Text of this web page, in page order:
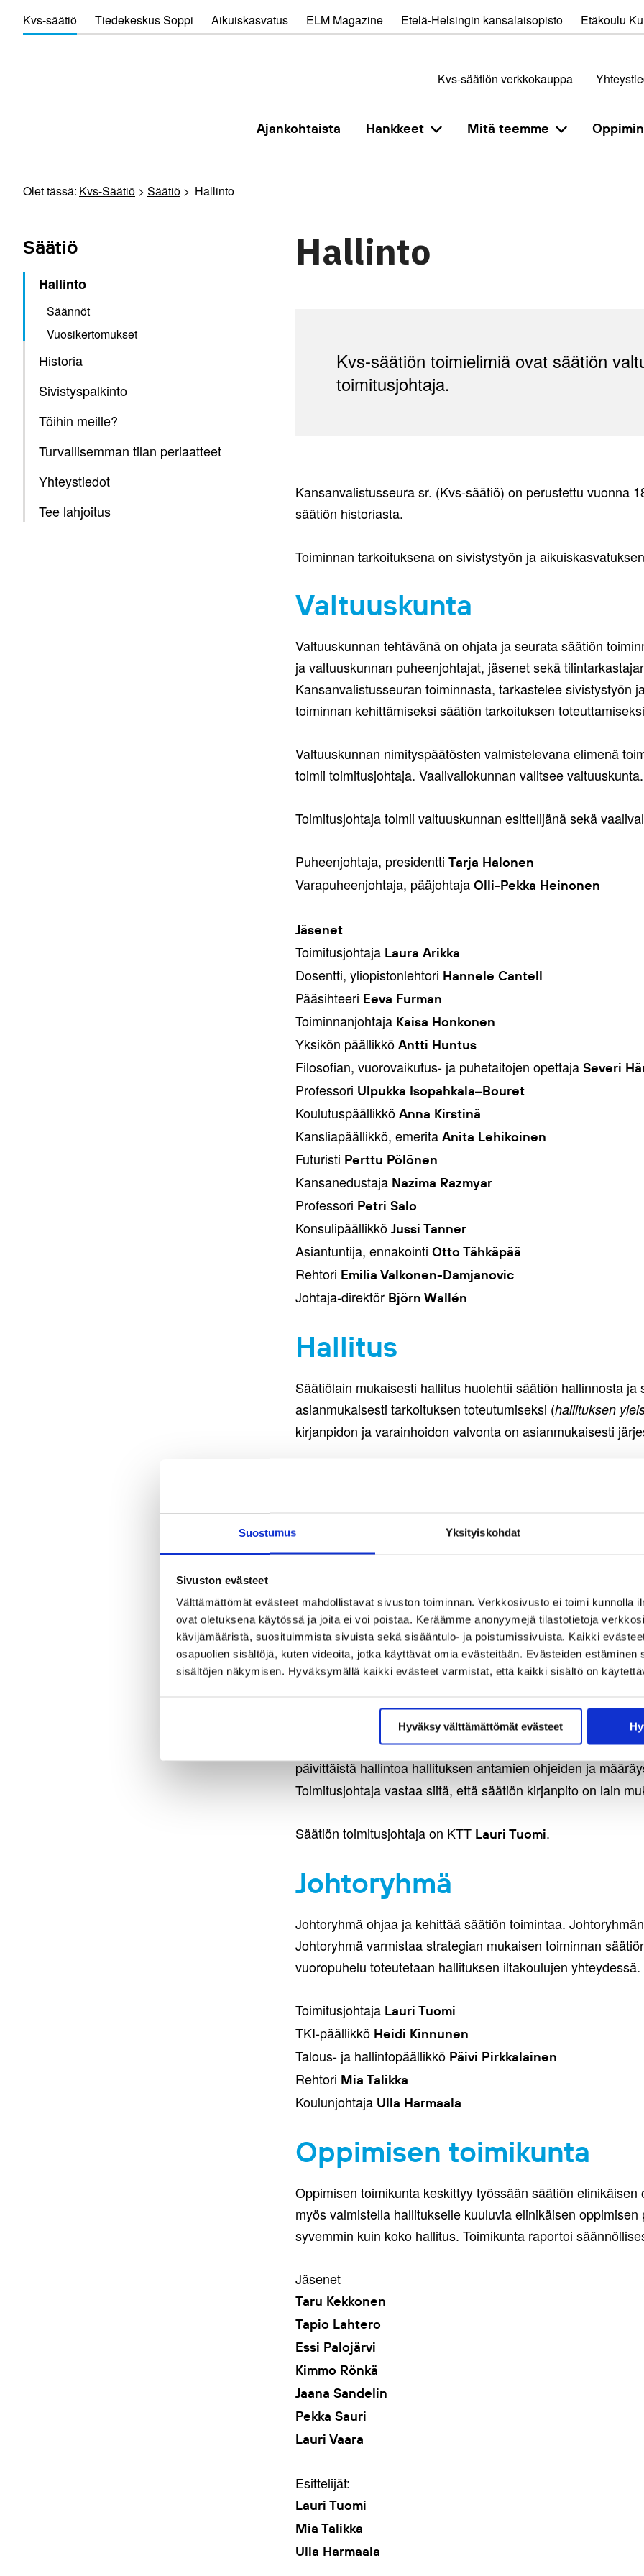
Suostumus Yksityiskohdat
Sivuston evästeet
Välttämättömät evästeet mahdollistavat sivuston toiminnan. Verkkosivusto ei toimi kunnolla
ovat oletuksena käytössä ja joita ei voi poistaa. Keräämme anonyymejä tilastotietoja
kävijämääristä, suosituimmista sivuista sekä sisääntulo- ja poistumissivuista. Kaikki
osapuolien sisältöjä, kuten videoita, jotka käyttävät omia evästeitään. Evästeiden estäminen
sisältöjen näkymisen. Hyväksymällä kaikki evästeet varmistat, että kaikki sisältö on
Hyväksy välttämättömät evästeet
Kvs-säätiö Tiedekeskus Soppi Aikuiskasvatus ELM Magazine Etelä-Helsingin kansalaisopisto Etäkoulu
Kvs-säätiön verkkokauppa
Ajankohtaista Hankkeet Mitä teemme
Olet tässä: Kvs-Säätiö Säätiö Hallinto
Säätiö
Hallinto
Säännöt
Vuosikertomukset
Historia
Sivistyspalkinto
Töihin meille?
Turvallisemman tilan periaatteet
Yhteystiedot
Tee lahjoitus
Hallinto
Kvs-säätiön toimielimiä ovat säätiön
toimitusjohtaja.
Kansanvalistusseura sr. (Kvs-säätiö) on perustettu vuonna
säätiön historiasta.
Toiminnan tarkoituksena on sivistystyön ja
Valtuuskunta
Valtuuskunnan tehtävänä on ohjata ja seurata säätiön
ja valtuuskunnan puheenjohtajat, jäsenet sekä
Kansanvalistusseuran toiminnasta, tarkastelee sivistystyön
toiminnan kehittämiseksi säätiön tarkoituksen
Valtuuskunnan nimityspäätösten valmistelevana elimenä
toimii toimitusjohtaja. Vaalivaliokunnan valitsee valtuuskunta.
Toimitusjohtaja toimii valtuuskunnan esittelijänä sekä
Puheenjohtaja, presidentti Tarja Halonen
Varapuheenjohtaja, pääjohtaja Olli-Pekka Heinonen
Jäsenet
Toimitusjohtaja Laura Arikka
Dosentti, yliopistonlehtori Hannele Cantell
Pääsihteeri Eeva Furman
Toiminnanjohtaja Kaisa Honkonen
Yksikön päällikköAntti Huntus
Filosofian, vuorovaikutus- ja puhetaitojen opettaja Severi
Professori Ulpukka Isopahkala–Bouret
Koulutuspäällikkö Anna Kirstinä
Kansliapäällikkö, emeritaAnita Lehikoinen
Futuristi Perttu Pölönen
Kansanedustaja Nazima Razmyar
Professori Petri Salo
KonsulipäällikköJussi Tanner
Asiantuntija, ennakointi Otto Tähkäpää
Rehtori Emilia Valkonen-Damjanovic
Johtaja-direktörBjörn Wallén
Hallitus
Säätiölain mukaisesti hallitus huolehtii säätiön hallinnosta
asianmukaisesti tarkoituksen toteutumiseksi (hallituksen
kirjanpidon ja varainhoidon valvonta on asianmukaisesti
jäsen, VTT,
jäsen, asiakkuusjohtajaKari Westergren
Hallituksen esittelijänä toimii säätiön toimitusjohtaja.
Toimitusjohtaja
Säätiölain 15 § mukaisesti toimitusjohtaja huolehtii säätiön
päivittäistä hallintoa hallituksen antamien ohjeiden ja
Toimitusjohtaja vastaa siitä, että säätiön kirjanpito on lain
Säätiön toimitusjohtaja on KTT Lauri Tuomi.
Johtoryhmä
Johtoryhmä ohjaa ja kehittää säätiön toimintaa.
Johtoryhmä varmistaa strategian mukaisen toiminnan
vuoropuhelu toteutetaan hallituksen iltakoulujen yhteydessä.
Toimitusjohtaja Lauri Tuomi
TKI-päällikkö Heidi Kinnunen
Talous- ja hallintopäällikkö Päivi Pirkkalainen
Rehtori Mia Talikka
Koulunjohtaja Ulla Harmaala
Oppimisen toimikunta
Oppimisen toimikunta keskittyy työssään säätiön
myös valmistella hallitukselle kuuluvia elinikäisen
syvemmin kuin koko hallitus. Toimikunta raportoi
Jäsenet
Taru Kekkonen
Tapio Lahtero
Essi Palojärvi
Kimmo Rönkä
Jaana Sandelin
Pekka Sauri
Lauri Vaara
Esittelijät:
Lauri Tuomi
Mia Talikka
Ulla Harmaala